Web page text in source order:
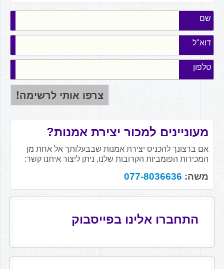
שם
דוא"ל
טלפון
מעוניינים למכור יצירת אמנות?
אם ברצונך להכניס יצירת אמנות שבבעלותך אל אחת מן
המכירות הפומביות הקרובות שלנו, ניתן ליצור איתנו קשר:
משה: 077-8036636
התחברו אלינו בפייסבוק